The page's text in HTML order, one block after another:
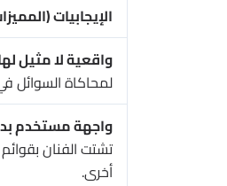
الإيجابيات
واقعية لا مثيل
لمحاكاة السوائل
واجهة مستخدم
تشتت الفنان
أخرى.